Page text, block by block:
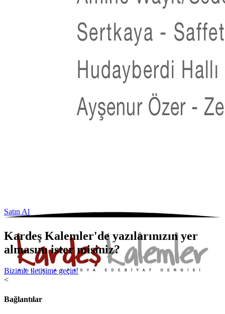
Satın Al
Kardeş Kalemler'de yazılarınızın yer
almasını ister misiniz?
Bizimle iletişime geçin!
<
Bağlantılar